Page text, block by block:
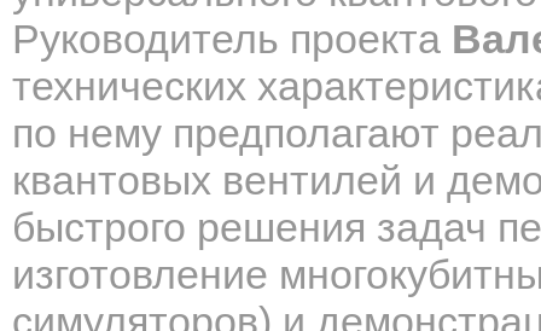
Руководитель проекта
технических
по нему предполагают
квантовых вентилей и
быстрого решения задач
изготовление
симуляторов) и